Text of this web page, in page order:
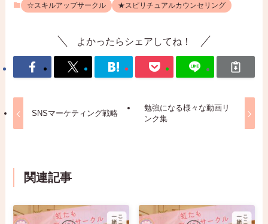
☆スキルアップサークル ★スピリチュアルカウンセリング
よかったらシェアしてね！
SNSマーケティング戦略
勉強になる様々な動画リ
ンク集
関連記事